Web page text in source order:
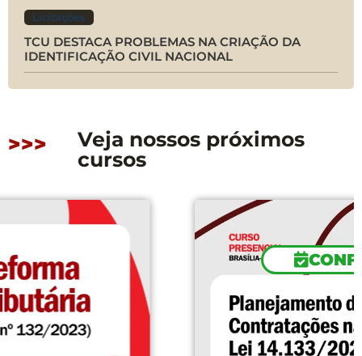
Licitações
TCU DESTACA PROBLEMAS NA CRIAÇÃO DA
IDENTIFICAÇÃO CIVIL NACIONAL
>>>
Veja nossos próximos
cursos
CONFIRMADO